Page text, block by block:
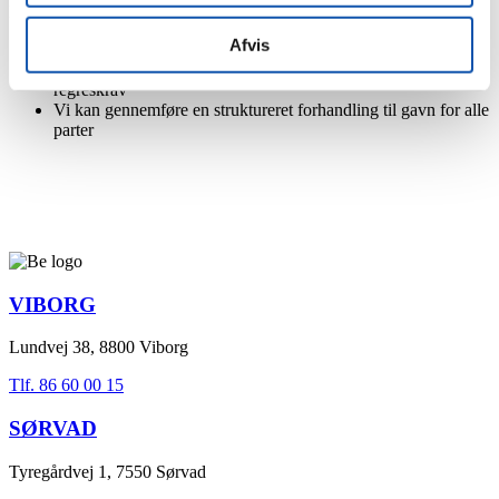
Afvis
Hvad vi bl.a. tilbyder i praksis:
Vi kan vurdere, om skaden faktisk er dækket af forsikringen
Vi kan i ukomplicerede sager vurdere, om der er basis for
regreskrav
Vi kan gennemføre en struktureret forhandling til gavn for alle
parter
VIBORG
Lundvej 38, 8800 Viborg
Tlf. 86 60 00 15
SØRVAD
Tyregårdvej 1, 7550 Sørvad